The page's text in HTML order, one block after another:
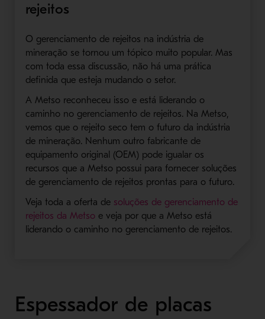
rejeitos
O gerenciamento de rejeitos na indústria de
mineração se tornou um tópico muito popular. Mas
com toda essa discussão, não há uma prática
definida que esteja mudando o setor.
A Metso reconheceu isso e está liderando o
caminho no gerenciamento de rejeitos. Na Metso,
vemos que o rejeito seco tem o futuro da indústria
de mineração. Nenhum outro fabricante de
equipamento original (OEM) pode igualar os
recursos que a Metso possui para fornecer soluções
de gerenciamento de rejeitos prontas para o futuro.
Veja toda a oferta de soluções de gerenciamento de
rejeitos da Metso- Abre em nova janela
e veja por que a Metso está
liderando o caminho no gerenciamento de rejeitos.
Espessador de placas